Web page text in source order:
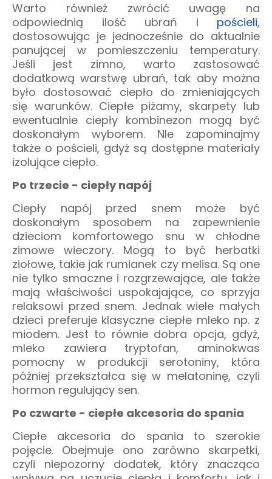
Warto również zwrócić uwagę na
odpowiednią ilość ubrań i pościeli,
dostosowując je jednocześnie do aktualnie
panującej w pomieszczeniu temperatury.
Jeśli jest zimno, warto zastosować
dodatkową warstwę ubrań, tak aby można
było dostosować ciepło do zmieniających
się warunków. Ciepłe piżamy, skarpety lub
ewentualnie ciepły kombinezon mogą być
doskonałym wyborem. NIe zapominajmy
także o pościeli, gdyż są dostępne materiały
izolujące ciepło.
Po trzecie - ciepły napój
Ciepły napój przed snem może być
doskonałym sposobem na zapewnienie
dzieciom komfortowego snu w chłodne
zimowe wieczory. Mogą to być herbatki
ziołowe, takie jak rumianek czy melisa. Są one
nie tylko smaczne i rozgrzewające, ale także
mają właściwości uspokajające, co sprzyja
relaksowi przed snem. Jednak wiele małych
dzieci preferuje klasyczne ciepłe mleko np. z
miodem. Jest to równie dobra opcja, gdyż,
mleko zawiera tryptofan, aminokwas
pomocny w produkcji serotoniny, która
później przekształca się w melatoninę, czyli
hormon regulujący sen.
Po czwarte - ciepłe akcesoria do spania
Ciepłe akcesoria do spania to szerokie
pojęcie. Obejmuje ono zarówno skarpetki,
czyli niepozorny dodatek, który znacząco